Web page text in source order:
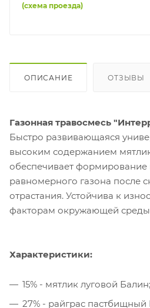
(схема проезда)
ОПИСАНИЕ ОТЗЫВЫ
Газонная травосмесь
Быстро развивающаяся
высоким содержанием
обеспечивает формирование
равномерного газона после
отрастания. Устойчива к
факторам окружающей
Характеристики:
15% - мятлик луговой Балин;
27% - райграс пастбищный